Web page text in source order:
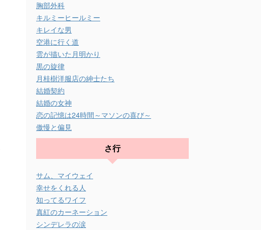
胸部外科
キルミーヒールミー
キレイな男
空港に行く道
雲が描いた月明かり
黒の旋律
月桂樹洋服店の紳士たち
結婚契約
結婚の女神
恋の記憶は24時間～マソンの喜び～
傲慢と偏見
さ行
サム、マイウェイ
幸せをくれる人
知ってるワイフ
真紅のカーネーション
シンデレラの涙